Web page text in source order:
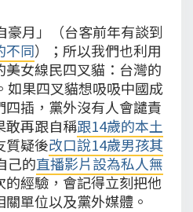
豪月」（台客前年有談到
不同）；所以我們也利用
女線民四叉貓：台灣的
如果四叉貓想吸吸中國成
插，黨外沒有人會譴責
敢再跟自稱跟14歲的本土
質疑後改口說14歲男孩其
己的直播影片設為私人無
的經驗，會記得立刻把他
單位以及黨外媒體。